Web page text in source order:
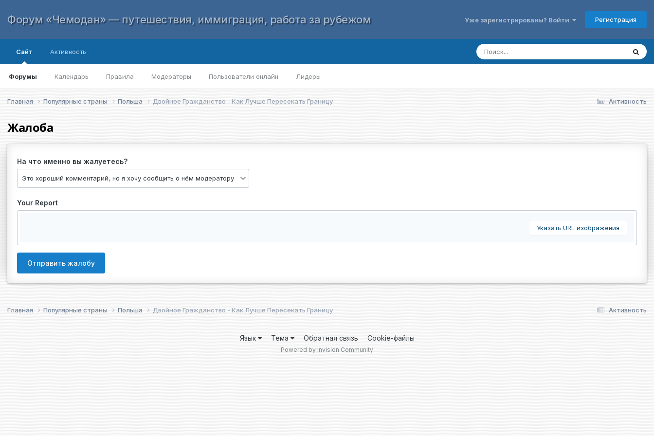
Форум «Чемодан» — путешествия, иммиграция, работа за рубежом Уже зарегистрированы? Войти Регистрация
Сайт
Форумы Календарь Правила Модераторы Пользователи онлайн Лидеры
Активность
Активность
Главная Популярные страны Польша Двойное Гражданство - Как Лучше Пересекать Границу
Жалоба
На что именно вы жалуетесь?
Your Report
Указать URL изображения
Отправить жалобу
Активность
Главная Популярные страны Польша Двойное Гражданство - Как Лучше Пересекать Границу
Язык Тема Обратная связь Cookie-файлы
Powered by Invision Community